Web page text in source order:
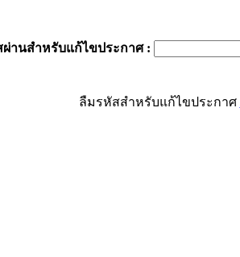
ผ่านสำหรับแก้ไขประกาศ:
ลืมรหัสสำหรับแก้ไขประกาศ